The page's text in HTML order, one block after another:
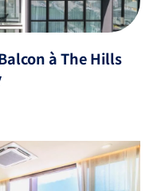
à The Hills